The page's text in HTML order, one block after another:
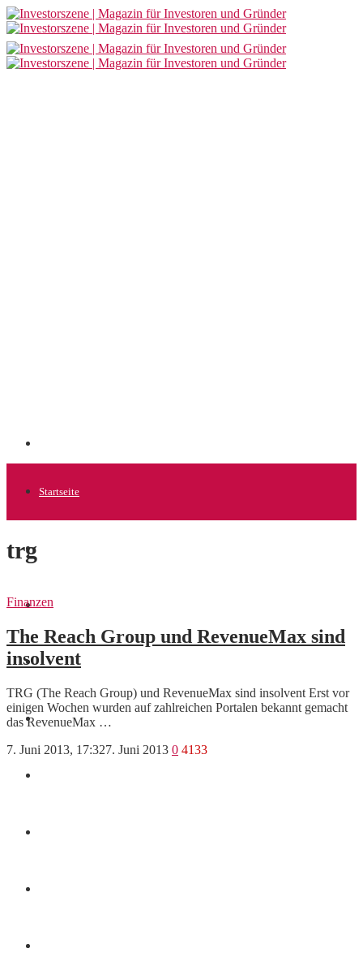
Startseite
Startups
News
Finanzen
trg
Finanzen
The Reach Group und RevenueMax sind
insolvent
TRG (The Reach Group) und RevenueMax sind insolvent Erst vor
einigen Wochen wurden auf zahlreichen Portalen bekannt gemacht
das RevenueMax …
7. Juni 2013, 17:327. Juni 2013 0 4133